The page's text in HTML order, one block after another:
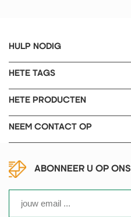
HULP NODIG
HETE TAGS
HETE PRODUCTEN
NEEM CONTACT OP
ABONNEER U OP ONS